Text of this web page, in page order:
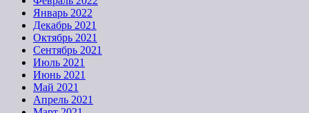
Январь 2022
Декабрь 2021
Октябрь 2021
Сентябрь 2021
Июль 2021
Июнь 2021
Май 2021
Апрель 2021